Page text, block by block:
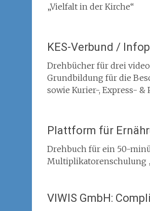
„Vielfalt in der Kirche“
KES-Verbund /
Drehbücher für drei
Grundbildung für die
sowie Kurier-, Express- &
Plattform für
Drehbuch für ein 50-
Multiplikatorenschulung
VIWIS GmbH: